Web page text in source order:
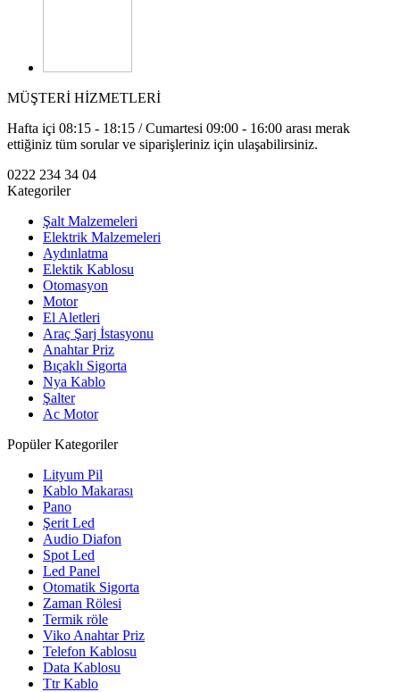
MÜŞTERİ HİZMETLERİ
Hafta içi 08:15 - 18:15 / Cumartesi 09:00 - 16:00 arası merak
ettiğiniz tüm sorular ve siparişleriniz için ulaşabilirsiniz.
0222 234 34 04
Kategoriler
Şalt Malzemeleri
Elektrik Malzemeleri
Aydınlatma
Elektik Kablosu
Otomasyon
Motor
El Aletleri
Araç Şarj İstasyonu
Anahtar Priz
Bıçaklı Sigorta
Nya Kablo
Şalter
Ac Motor
Popüler Kategoriler
Lityum Pil
Kablo Makarası
Pano
Şerit Led
Audio Diafon
Spot Led
Led Panel
Otomatik Sigorta
Zaman Rölesi
Termik röle
Viko Anahtar Priz
Telefon Kablosu
Data Kablosu
Ttr Kablo